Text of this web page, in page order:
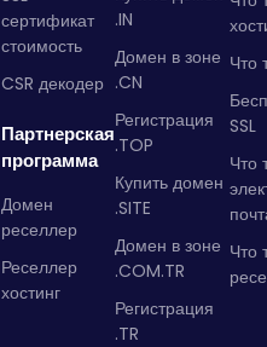
сертификат
стоимость
CSR декодер
Партнерская
программа
Домен
реселлер
Реселлер
хостинг
.IN
Домен в зоне
.CN
Регистрация
.TOP
Купить домен
.SITE
Домен в зоне
.COM.TR
Регистрация
.TR
Что
SSL
Что
Что